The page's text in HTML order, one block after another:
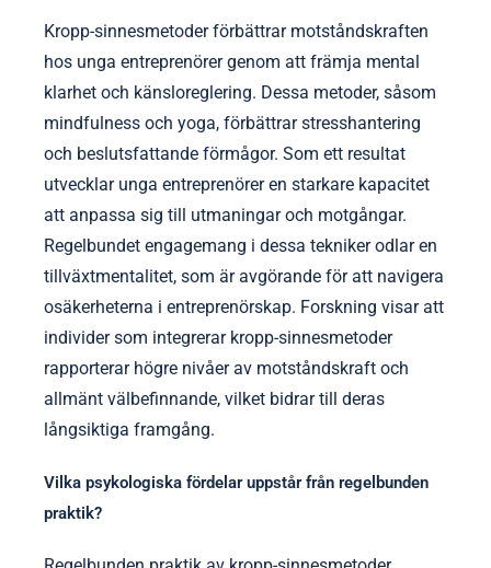
Kropp-sinnesmetoder förbättrar motståndskraften
hos unga entreprenörer genom att främja mental
klarhet och känsloreglering. Dessa metoder, såsom
mindfulness och yoga, förbättrar stresshantering
och beslutsfattande förmågor. Som ett resultat
utvecklar unga entreprenörer en starkare kapacitet
att anpassa sig till utmaningar och motgångar.
Regelbundet engagemang i dessa tekniker odlar en
tillväxtmentalitet, som är avgörande för att navigera
osäkerheterna i entreprenörskap. Forskning visar att
individer som integrerar kropp-sinnesmetoder
rapporterar högre nivåer av motståndskraft och
allmänt välbefinnande, vilket bidrar till deras
långsiktiga framgång.
Vilka psykologiska fördelar uppstår från regelbunden
praktik?